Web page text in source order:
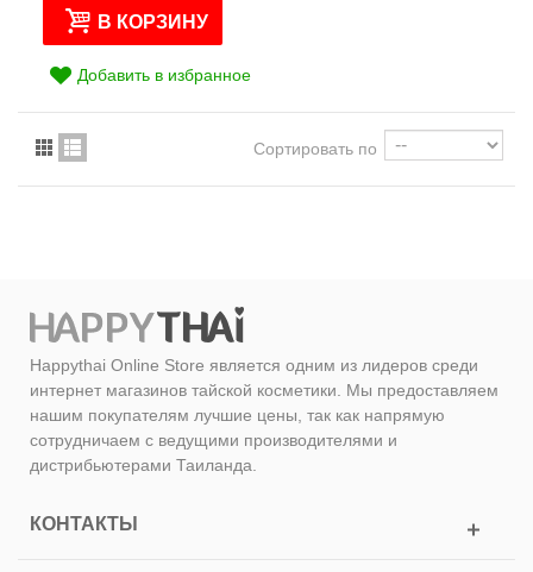
В КОРЗИНУ
Добавить в избранное
Сортировать по
Happythai Online Store является одним из лидеров среди
интернет магазинов тайской косметики. Мы предоставляем
нашим покупателям лучшие цены, так как напрямую
сотрудничаем с ведущими производителями и
дистрибьютерами Таиланда.
КОНТАКТЫ